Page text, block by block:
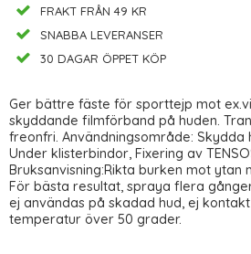
FRAKT FRÅN 49 KR
SNABBA LEVERANSER
30 DAGAR ÖPPET KÖP
Ger bättre fäste för sporttejp mot
skyddande filmförband på huden.
freonfri. Användningsområde: Skydda
Under klisterbindor, Fixering av
Bruksanvisning:Rikta burken mot ytan
För bästa resultat, spraya flera
ej användas på skadad hud, ej
temperatur över 50 grader.